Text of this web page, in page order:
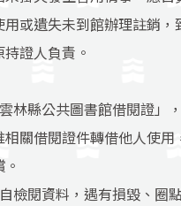
或遺失未到館辦理註銷，
證人負責。
林縣公共圖書館借閱證」
關借閱證件轉借他人使用
檢閱資料，遇有損毀、圈